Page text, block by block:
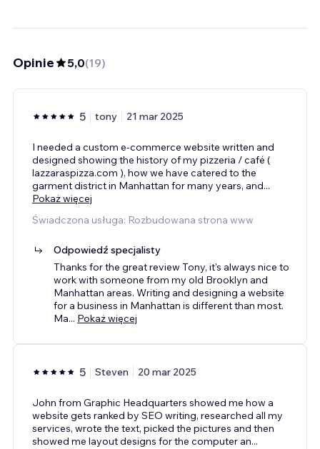
Opinie 5,0(19)
5 tony 21 mar 2025
I needed a custom e-commerce website written and
designed showing the history of my pizzeria / café (
lazzaraspizza.com ), how we have catered to the
garment district in Manhattan for many years, and...
Pokaż więcej
Świadczona usługa: Rozbudowana strona www
Odpowiedź specjalisty
Thanks for the great review Tony, it's always nice to
work with someone from my old Brooklyn and
Manhattan areas. Writing and designing a website
for a business in Manhattan is different than most.
Ma... Pokaż więcej
5 Steven 20 mar 2025
John from Graphic Headquarters showed me how a
website gets ranked by SEO writing, researched all my
services, wrote the text, picked the pictures and then
showed me layout designs for the computer an...